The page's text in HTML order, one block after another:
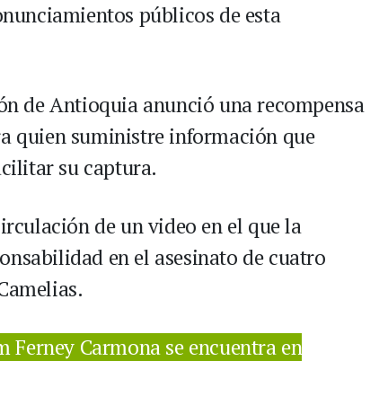
públicos de esta
de Antioquia anunció una recompensa
quien suministre información que
su captura.
de un video en el que la
en el asesinato de cuatro
Ferney Carmona se encuentra en